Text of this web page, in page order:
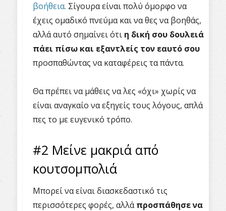
βοήθεια. Σίγουρα είναι πολύ όμορφο να
έχεις ομαδικό πνεύμα και να θες να βοηθάς,
αλλά αυτό σημαίνει ότι η δική σου δουλειά
πάει πίσω και εξαντλείς τον εαυτό σου
προσπαθώντας να καταφέρεις τα πάντα.
Θα πρέπει να μάθεις να λες «όχι» χωρίς να
είναι αναγκαίο να εξηγείς τους λόγους, απλά
πες το με ευγενικό τρόπο.
#2 Μείνε μακριά από
κουτσομπολιά
Μπορεί να είναι διασκεδαστικό τις
περισσότερες φορές, αλλάπροσπάθησε να